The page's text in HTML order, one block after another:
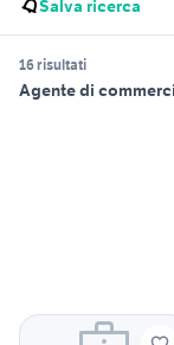
Salva ricerca
16 risultati
Agente di